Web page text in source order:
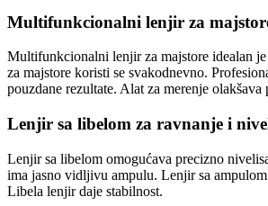
Multifunkcionalni lenjir za
Multifunkcionalni lenjir za majstore idealan
za majstore koristi se svakodnevno.
pouzdane rezultate. Alat za merenje olakšava
Lenjir sa libelom za ravnanje i
Lenjir sa libelom omogućava precizno
ima jasno vidljivu ampulu. Lenjir sa
Libela lenjir daje stabilnost.